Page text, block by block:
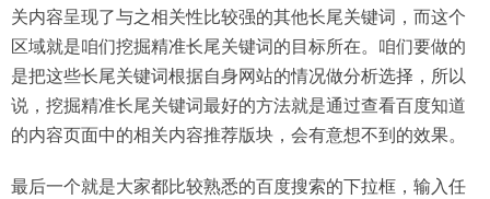
关内容呈现了与之相关性比较强的其他长尾关键词，而这个
区域就是咱们挖掘精准长尾关键词的目标所在。咱们要做的
是把这些长尾关键词根据自身网站的情况做分析选择，所以
说，挖掘精准长尾关键词最好的方法就是通过查看百度知道
的内容页面中的相关内容推荐版块，会有意想不到的效果。
最后一个就是大家都比较熟悉的百度搜索的下拉框，输入任